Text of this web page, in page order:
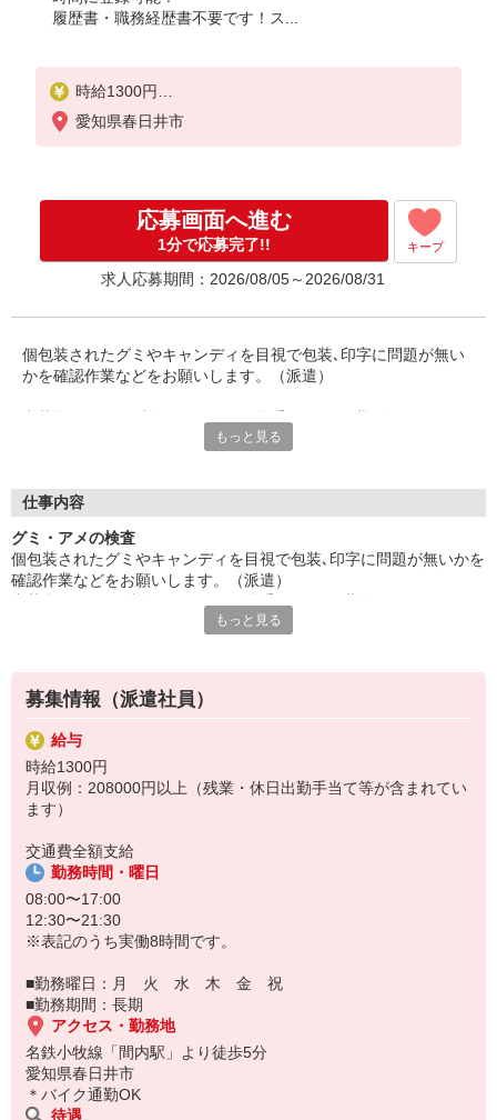
履歴書・職務経歴書不要です！ス...
時給1300円
月収例：208000円以上（残業・休日出勤手当て等が
含まれています）
愛知県春日井市
応募画面へ進む
1分で応募完了!! キープ
求人応募期間：2026/08/05～2026/08/31
個包装されたグミやキャンディを目視で包装､印字に問題が無い
かを確認作業などをお願いします。（派遣）
-2週交代で日勤と夕勤を交代。
給与即払いサービスは就業状況によって利用できないケースがご
『テクノ・サービス』は、派遣業界大手スタッフサービスグルー
プです。
全国にあるお仕事の中から、一人ひとりのスキルや希望条件に応
じたお仕事をご案内します。
登録方法は、【オンライン】【電話】【登録会来場】の3つから
選べます♪
★★履歴書・証明写真は不要！★★
また、ご登録済の方はお仕事の紹介がスムーズです。
ご応募お待ちしています。
もっと見る
仕事内容
グミ・アメの検査
個包装されたグミやキャンディを目視で包装､印字に問題が無いかを
確認作業などをお願いします。（派遣）
＊簡単作業です
＊ライン作業です
もっと見る
募集情報（派遣社員）
給与
時給1300円
月収例：208000円以上（残業・休日出勤手当て等が含まれてい
ます）
交通費全額支給
勤務時間・曜日
08:00〜17:00
12:30〜21:30
※表記のうち実働8時間です。
■勤務曜日：月 火 水 木 金 祝
■勤務期間：長期
アクセス・勤務地
名鉄小牧線「間内駅」より徒歩5分
愛知県春日井市
＊バイク通勤OK
待遇